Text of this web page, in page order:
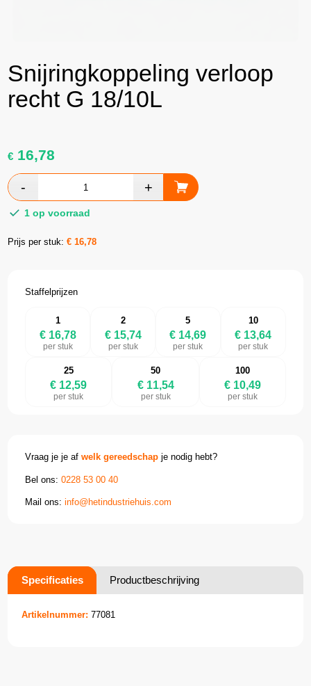
Snijringkoppeling verloop
recht G 18/10L
€ 16,78
1 op voorraad
Prijs per stuk:€16,78
Staffelprijzen
1
€ 16,78
per stuk
2
€ 15,74
per stuk
5
€ 14,69
per stuk
10
€ 13,64
per stuk
25
€ 12,59
per stuk
50
€ 11,54
per stuk
100
€ 10,49
per stuk
Vraag je je afwelk gereedschap je nodig hebt?
Bel ons:0228 53 00 40
Mail ons:info@hetindustriehuis.com
Specificaties Productbeschrijving
Artikelnummer: 77081